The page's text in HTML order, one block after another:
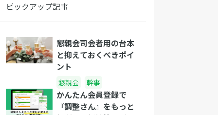
ピックアップ記事
懇親会司会者用の台本
と抑えておくべきポイ
ント
懇親会 幹事
かんたん会員登録で
『調整さん』をもっと